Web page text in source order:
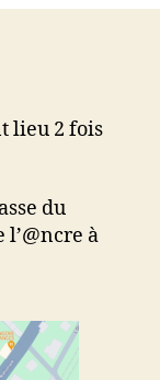
lieu 2 fois
du
l’@ncre à